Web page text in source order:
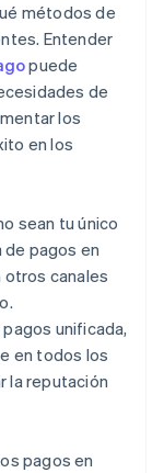
métodos de
Entender
puede
de
los
en los
sean tu único
de pagos en
canales
unificada,
en todos los
la reputación
pagos en